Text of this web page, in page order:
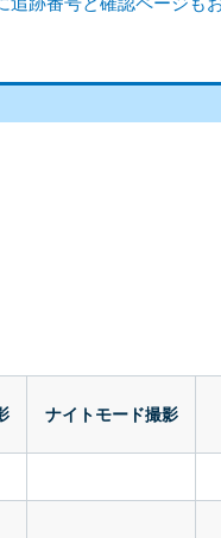
ナイトモード撮影